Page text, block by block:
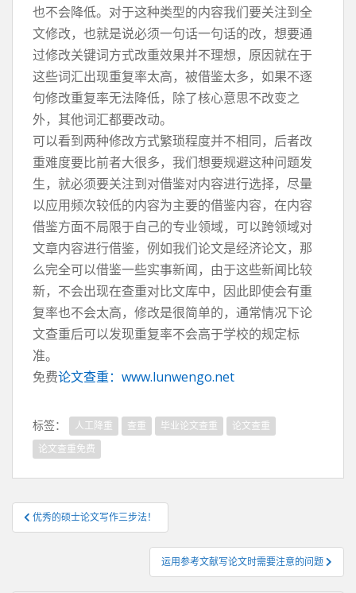
也不会降低。对于这种类型的内容我们要关注到全
文修改，也就是说必须一句话一句话的改，想要通
过修改关键词方式改重效果并不理想，原因就在于
这些词汇出现重复率太高，被借鉴太多，如果不逐
句修改重复率无法降低，除了核心意思不改变之
外，其他词汇都要改动。
可以看到两种修改方式繁琐程度并不相同，后者改
重难度要比前者大很多，我们想要规避这种问题发
生，就必须要关注到对借鉴对内容进行选择，尽量
以应用频次较低的内容为主要的借鉴内容，在内容
借鉴方面不局限于自己的专业领域，可以跨领域对
文章内容进行借鉴，例如我们论文是经济论文，那
么完全可以借鉴一些实事新闻，由于这些新闻比较
新，不会出现在查重对比文库中，因此即使会有重
复率也不会太高，修改是很简单的，通常情况下论
文查重后可以发现重复率不会高于学校的规定标
准。
免费论文查重：www.lunwengo.net
标签： 人工降重 查重 毕业论文查重
论文查重
论文查重免费
文
章
优秀的硕士论文写作三步法！
运用参考文献写论文时需要注意的问题